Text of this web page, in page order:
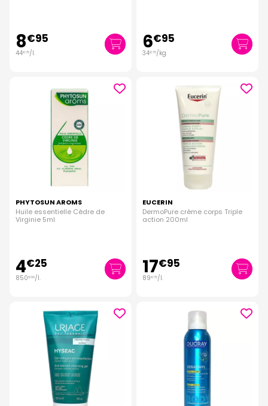
8€95
44€75/l. 6€95
34€75/kg
PHYTOSUN AROMS
Huile essentielle Cèdre de
Virginie 5ml
4€25
850€00/l.
EUCERIN
DermoPure crème corps Triple
action 200ml
17€95
89€75/l.